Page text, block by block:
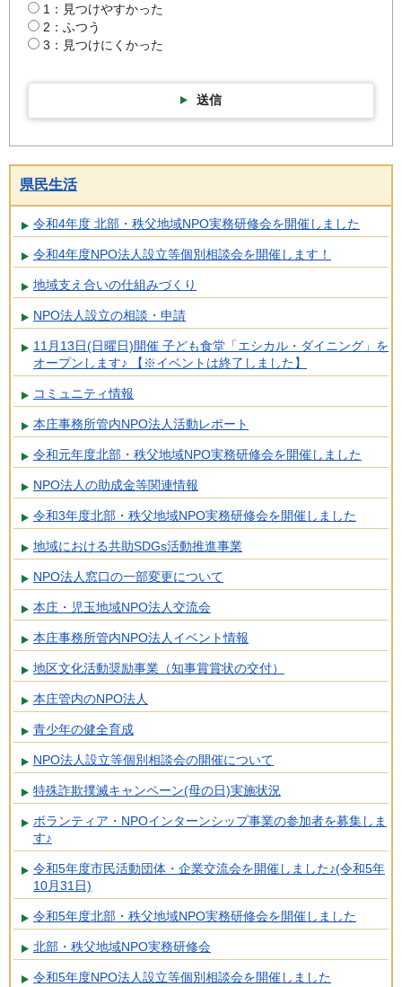
1：見つけやすかった
2：ふつう
3：見つけにくかった
送信
県民生活
令和4年度 北部・秩父地域NPO実務研修会を開催しました
令和4年度NPO法人設立等個別相談会を開催します！
地域支え合いの仕組みづくり
NPO法人設立の相談・申請
11月13日(日曜日)開催 子ども食堂「エシカル・ダイニング」を
オープンします♪ 【※イベントは終了しました】
コミュニティ情報
本庄事務所管内NPO法人活動レポート
令和元年度北部・秩父地域NPO実務研修会を開催しました
NPO法人の助成金等関連情報
令和3年度北部・秩父地域NPO実務研修会を開催しました
地域における共助SDGs活動推進事業
NPO法人窓口の一部変更について
本庄・児玉地域NPO法人交流会
本庄事務所管内NPO法人イベント情報
地区文化活動奨励事業（知事賞賞状の交付）
本庄管内のNPO法人
青少年の健全育成
NPO法人設立等個別相談会の開催について
特殊詐欺撲滅キャンペーン(母の日)実施状況
ボランティア・NPOインターンシップ事業の参加者を募集しま
す♪
令和5年度市民活動団体・企業交流会を開催しました♪(令和5年
10月31日)
令和5年度北部・秩父地域NPO実務研修会を開催しました
北部・秩父地域NPO実務研修会
令和5年度NPO法人設立等個別相談会を開催しました